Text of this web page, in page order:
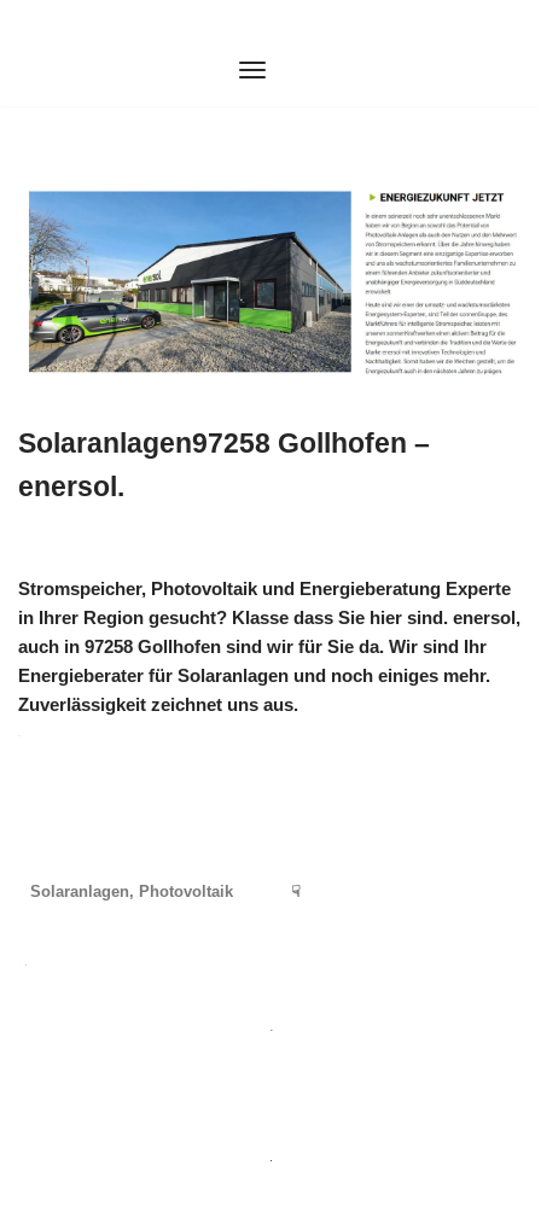
Solaranlagen97258 Gollhofen –
enersol.
Stromspeicher, Photovoltaik und Energieberatung Experte
in Ihrer Region gesucht? Klasse dass Sie hier sind. enersol,
auch in 97258 Gollhofen sind wir für Sie da. Wir sind Ihr
Energieberater für Solaranlagen und noch einiges mehr.
Zuverlässigkeit zeichnet uns aus.
Solaranlagen, Photovoltaik ☟